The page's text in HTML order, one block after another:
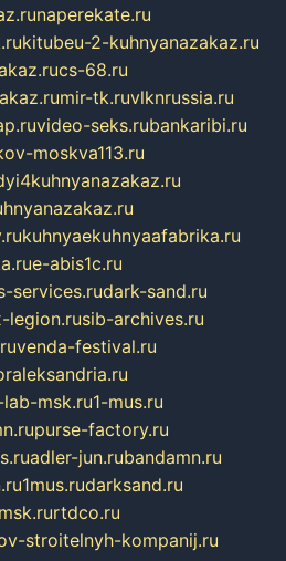
naperekate.ru
kitubeu-2-kuhnyanazakaz.ru
cs-68.ru
mir-tk.ruvlknrussia.ru
video-seks.rubankaribi.ru
moskva113.ru
kuhnyaekuhnyaafabrika.ru
e-abis1c.ru
services.rudark-sand.ru
legion.rusib-archives.ru
venda-festival.ru
lab-msk.ru1-mus.ru
purse-factory.ru
adler-jun.rubandamn.ru
1mus.rudarksand.ru
rtdco.ru
stroitelnyh-kompanij.ru